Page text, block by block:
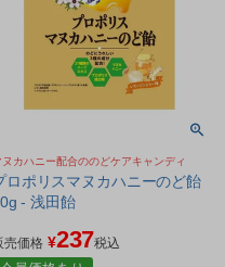
ヌカハニー配合ののどケアキャンディ
ロポリスマヌカハニーのど飴
- 浅田飴
売価格 ¥237税込